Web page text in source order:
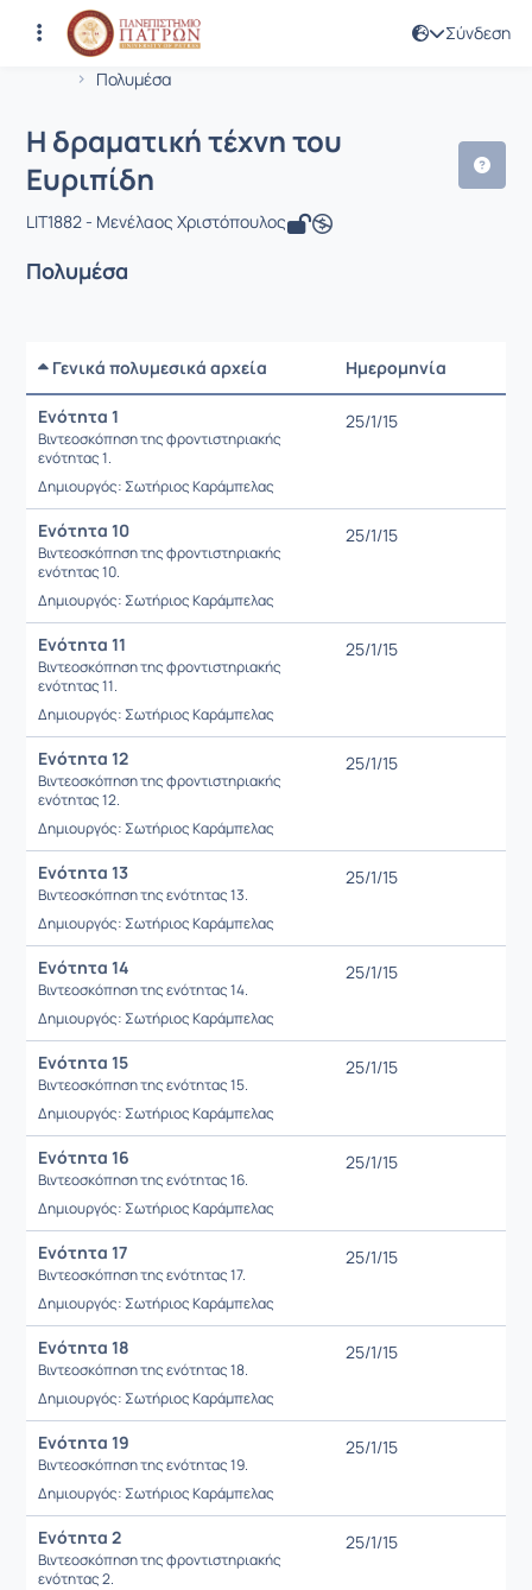
Σύνδεση
Αρχική Σελίδα
Πολυμέσα
Μάθημα : Η δραματική τέχνη του
Κωδικός : LIT1882
Η δραματική τέχνη του
Ευριπίδη
LIT1882 - Μενέλαος Χριστόπουλος
Πολυμέσα
Γενικά πολυμεσικά αρχεία Ημερομηνία
Ενότητα 1
Βιντεοσκόπηση της φροντιστηριακής
ενότητας 1.
Δημιουργός: Σωτήριος Καράμπελας
25/1/15
Ενότητα 10
Βιντεοσκόπηση της φροντιστηριακής
ενότητας 10.
Δημιουργός: Σωτήριος Καράμπελας
25/1/15
Ενότητα 11
Βιντεοσκόπηση της φροντιστηριακής
ενότητας 11.
Δημιουργός: Σωτήριος Καράμπελας
25/1/15
Ενότητα 12
Βιντεοσκόπηση της φροντιστηριακής
ενότητας 12.
Δημιουργός: Σωτήριος Καράμπελας
25/1/15
Ενότητα 13
Βιντεοσκόπηση της ενότητας 13.
Δημιουργός: Σωτήριος Καράμπελας
25/1/15
Ενότητα 14
Βιντεοσκόπηση της ενότητας 14.
Δημιουργός: Σωτήριος Καράμπελας
25/1/15
Ενότητα 15
Βιντεοσκόπηση της ενότητας 15.
Δημιουργός: Σωτήριος Καράμπελας
25/1/15
Ενότητα 16
Βιντεοσκόπηση της ενότητας 16.
Δημιουργός: Σωτήριος Καράμπελας
25/1/15
Ενότητα 17
Βιντεοσκόπηση της ενότητας 17.
Δημιουργός: Σωτήριος Καράμπελας
25/1/15
Ενότητα 18
Βιντεοσκόπηση της ενότητας 18.
Δημιουργός: Σωτήριος Καράμπελας
25/1/15
Ενότητα 19
Βιντεοσκόπηση της ενότητας 19.
Δημιουργός: Σωτήριος Καράμπελας
25/1/15
Ενότητα 2
Βιντεοσκόπηση της φροντιστηριακής
ενότητας 2.
25/1/15